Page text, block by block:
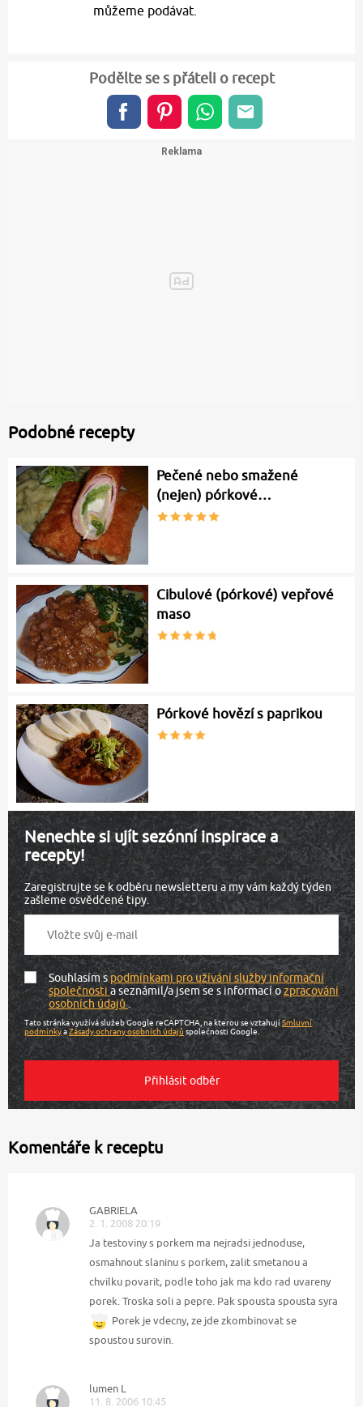
můžeme podávat.
Podělte se s přáteli o recept
Podobné recepty
Pečené nebo smažené
(nejen) pórkové…
Cibulové (pórkové) vepřové
maso
Pórkové hovězí s paprikou
Nenechte si ujít sezónní inspirace a
recepty!
Zaregistrujte se k odběru newsletteru a my vám každý týden
zašleme osvědčené tipy.
Souhlasím spodmínkami pro užívání služby informační
společnostia seznámil/a jsem se s informací ozpracování
osobních údajů.
Tato stránka využívá služeb Google reCAPTCHA, na kterou se vztahujíSmluvní
podmínkyaZásady ochrany osobních údajů společnosti Google.
Komentáře k receptu
GABRIELA
2. 1. 2008 20:19
Ja testoviny s porkem ma nejradsi jednoduse,
osmahnout slaninu s porkem, zalit smetanou a
chvilku povarit, podle toho jak ma kdo rad uvareny
porek. Troska soli a pepre. Pak spousta spousta syra
Porek je vdecny, ze jde zkombinovat se
spoustou surovin.
lumen L
11. 8. 2006 10:45